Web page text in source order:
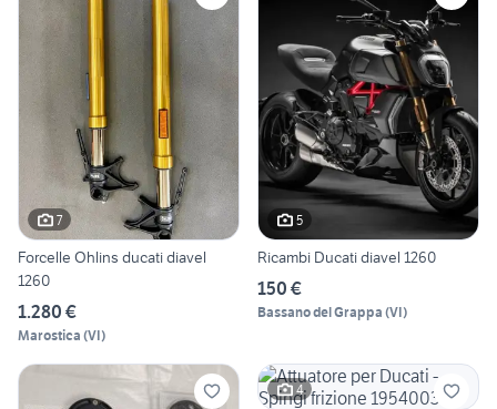
7
Forcelle Ohlins ducati diavel
1260
1.280 €
Marostica (VI)
5
Ricambi Ducati diavel 1260
150 €
Bassano del Grappa (VI)
4